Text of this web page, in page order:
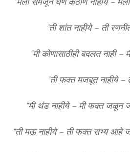
“ती शांत नाहीये – ती
“मी कोणासाठीही बदलत नाही –
“ती फक्त मजबूत नाहीये
“मी थंड नाहीये – मी फक्त जळून
“ती मऊ नाहीये – ती फक्त सभ्य आहे